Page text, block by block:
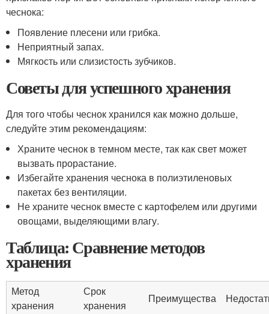
чеснока:
Появление плесени или грибка.
Неприятный запах.
Мягкость или слизистость зубчиков.
Советы для успешного хранения
Для того чтобы чеснок хранился как можно дольше,
следуйте этим рекомендациям:
Храните чеснок в темном месте, так как свет может
вызвать прорастание.
Избегайте хранения чеснока в полиэтиленовых
пакетах без вентиляции.
Не храните чеснок вместе с картофелем или другими
овощами, выделяющими влагу.
Таблица: Сравнение методов
хранения
Метод
хранения
Срок
хранения
Преимущества